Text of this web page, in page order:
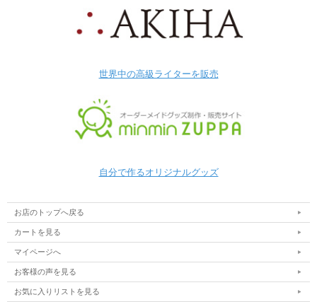
世界中の高級ライターを販売
自分で作るオリジナルグッズ
お店のトップへ戻る
カートを見る
マイページへ
お客様の声を見る
お気に入りリストを見る